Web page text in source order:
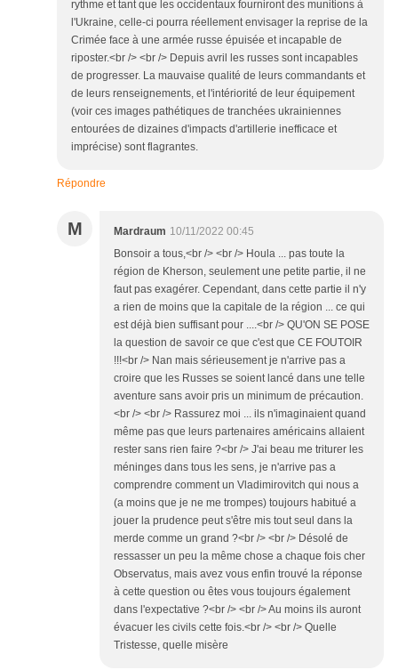
rythme et tant que les occidentaux fourniront des munitions à
l'Ukraine, celle-ci pourra réellement envisager la reprise de la
Crimée face à une armée russe épuisée et incapable de
riposter.<br /> <br /> Depuis avril les russes sont incapables
de progresser. La mauvaise qualité de leurs commandants et
de leurs renseignements, et l'intériorité de leur équipement
(voir ces images pathétiques de tranchées ukrainiennes
entourées de dizaines d'impacts d'artillerie inefficace et
imprécise) sont flagrantes.
Répondre
M Mardraum 10/11/2022 00:45
Bonsoir a tous,<br /> <br /> Houla ... pas toute la
région de Kherson, seulement une petite partie, il ne
faut pas exagérer. Cependant, dans cette partie il n'y
a rien de moins que la capitale de la région ... ce qui
est déjà bien suffisant pour ....<br /> QU'ON SE POSE
la question de savoir ce que c'est que CE FOUTOIR
!!!<br /> Nan mais sérieusement je n'arrive pas a
croire que les Russes se soient lancé dans une telle
aventure sans avoir pris un minimum de précaution.
<br /> <br /> Rassurez moi ... ils n'imaginaient quand
même pas que leurs partenaires américains allaient
rester sans rien faire ?<br /> J'ai beau me triturer les
méninges dans tous les sens, je n'arrive pas a
comprendre comment un Vladimirovitch qui nous a
(a moins que je ne me trompes) toujours habitué a
jouer la prudence peut s'être mis tout seul dans la
merde comme un grand ?<br /> <br /> Désolé de
ressasser un peu la même chose a chaque fois cher
Observatus, mais avez vous enfin trouvé la réponse
à cette question ou êtes vous toujours également
dans l'expectative ?<br /> <br /> Au moins ils auront
évacuer les civils cette fois.<br /> <br /> Quelle
Tristesse, quelle misère